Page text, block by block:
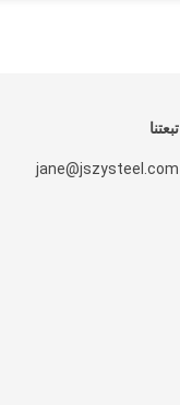
تبعتنا
jane@jszysteel.com